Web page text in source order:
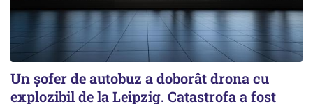
Un șofer de autobuz a doborât drona cu
explozibil de la Leipzig. Catastrofa a fost